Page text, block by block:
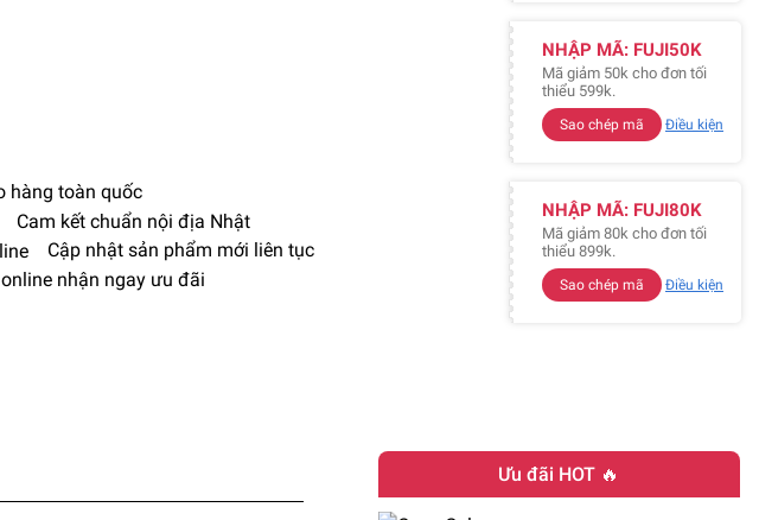
hàng toàn quốc
Cam kết chuẩn nội địa Nhật
Cập nhật sản phẩm mới liên tục
nhận ngay ưu đãi
NHẬP MÃ: FUJI50K
Mã giảm 50k cho đơn tối
thiểu 599k.
Sao chép mã Điều kiện
NHẬP MÃ: FUJI80K
Mã giảm 80k cho đơn tối
thiểu 899k.
Sao chép mã Điều kiện
Ưu đãi HOT 🔥